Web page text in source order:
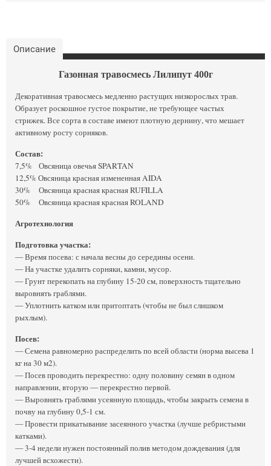
Описание
Газонная травосмесь Лилипут 400г
Декоративная травосмесь медленно растущих низкорослых трав.
Образует роскошное густое покрытие, не требующее частых
стрижек. Все сорта в составе имеют плотную дернину, что мешает
активному росту сорняков.
Состав:
7,5% Овсяница овечья SPARTAN
12,5% Овсяница красная измененная AIDA
30% Овсяница красная красная RUFILLA
50% Овсяница красная красная ROLAND
Агротехнология
Подготовка участка:
— Время посева: с начала весны до середины осени.
— На участке удалить сорняки, камни, мусор.
— Грунт перекопать на глубину 15-20 см, поверхность тщательно
выровнять граблями.
— Уплотнить катком или притоптать (чтобы не был слишком
рыхлым).
Посев:
— Семена равномерно распределить по всей области (норма высева 1
кг на 30 м2).
— Посев проводить перекрестно: одну половину семян в одном
направлении, вторую — перекрестно первой.
— Выровнять граблями усеянную площадь, чтобы закрыть семена в
почву на глубину 0,5-1 см.
— Провести прикатывание засеянного участка (лучше ребристыми
катками).
— 3-4 недели нужен постоянный полив методом дождевания (для
лучшей всхожести).